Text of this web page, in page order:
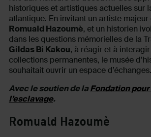
historiques et artistiques actuelles sur
atlantique. En invitant un artiste majeur
Romuald Hazoumè, et un historien
dans les questions mémorielles de la
Gildas Bi Kakou, à réagir et à
collections permanentes, le musée
souhaitait ouvrir un espace d’échanges.
Avec le soutien de laFondation
l’esclavage.
Romuald Hazoumè